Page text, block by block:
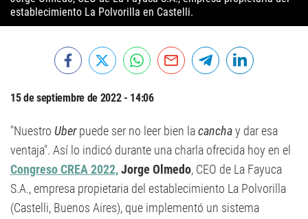
establecimiento La Polvorilla en Castelli.
15 de septiembre de 2022 - 14:06
"Nuestro Uberpuede ser no leer bien lacanchay dar esa
ventaja". Así lo indicó durante una charla ofrecida hoy en el
Congreso CREA 2022,Jorge Olmedo, CEO de La Fayuca
S.A., empresa propietaria del establecimiento La Polvorilla
(Castelli, Buenos Aires), que implementó un sistema